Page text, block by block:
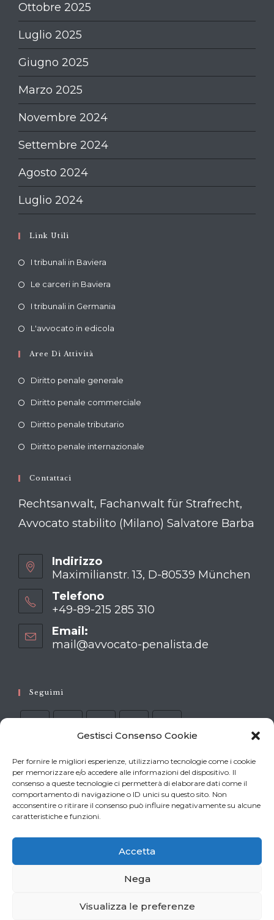
Gestisci Consenso Cookie
Per fornire le migliori esperienze, utilizziamo tecnologie come i cookie
per memorizzare e/o accedere alle informazioni del dispositivo. Il
consenso a queste tecnologie ci permetterà di elaborare dati come il
comportamento di navigazione o ID unici su questo sito. Non
acconsentire o ritirare il consenso può influire negativamente su alcune
caratteristiche e funzioni.
Accetta
Nega
Visualizza le preferenze
Ottobre 2025
Luglio 2025
Giugno 2025
Marzo 2025
Novembre 2024
Settembre 2024
Agosto 2024
Luglio 2024
Link Utili
I tribunali in Baviera
a
new
Le carceri in Baviera
a
new
I tribunali in Germania
L'avvocato in edicola
tab
Aree Di Attività
Diritto penale generale
Diritto penale commerciale
Diritto penale tributario
Diritto penale internazionale
Contattaci
Rechtsanwalt, Fachanwalt für Strafrecht,
Avvocato stabilito (Milano) Salvatore Barba
Indirizzo
Maximilianstr. 13, D-80539 München
Telefono
+49-89-215 285 310
in
Email:
mail@avvocato-penalista.de
Seguimi
I processi di Stutthof
IL PROCESSO DI AMBURGO
IL PROCESSO DI ITZEHOE
CONTATTO PRIVACY
COOKIE POLICY (EU)